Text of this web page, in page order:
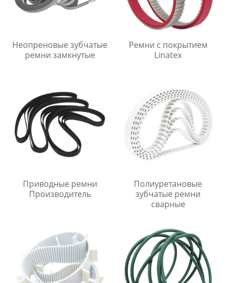
Неопреновые зубчатые
ремни замкнутые
Ремни с покрытием
Linatex
Приводные ремни
Производитель
Полиуретановые
зубчатые ремни
сварные